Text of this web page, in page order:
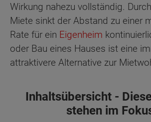
Wirkung nahezu vollständig.
Miete sinkt der Abstand zu einer
Rate für ein Eigenheim
oder Bau eines Hauses ist eine
attraktivere Alternative zur
Inhaltsübersicht -
stehen im